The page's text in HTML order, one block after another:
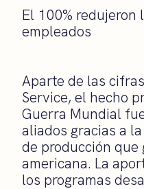
El 100% redujeron
empleados
Aparte de las
Service, el hecho
Guerra Mundial
aliados gracias a
de producción
americana. La
los programas